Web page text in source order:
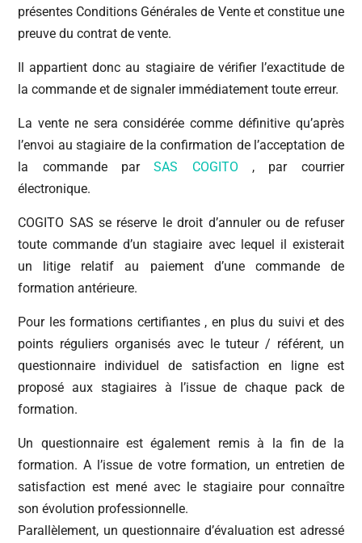
présentes Conditions Générales de Vente et constitue une
preuve du contrat de vente.
Il appartient donc au stagiaire de vérifier l’exactitude de
la commande et de signaler immédiatement toute erreur.
La vente ne sera considérée comme définitive qu’après
l’envoi au stagiaire de la confirmation de l’acceptation de
la commande parSAS COGITO , par courrier
électronique.
COGITO SAS se réserve le droit d’annuler ou de refuser
toute commande d’un stagiaire avec lequel il existerait
un litige relatif au paiement d’une commande de
formation antérieure.
Pour les formations certifiantes , en plus du suivi et des
points réguliers organisés avec le tuteur / référent, un
questionnaire individuel de satisfaction en ligne est
proposé aux stagiaires à l’issue de chaque pack de
formation.
Un questionnaire est également remis à la fin de la
formation. A l’issue de votre formation, un entretien de
satisfaction est mené avec le stagiaire pour connaître
son évolution professionnelle.
Parallèlement, un questionnaire d’évaluation est adressé